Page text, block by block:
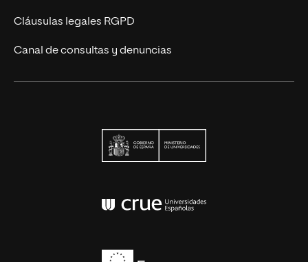
Cláusulas legales RGPD
Canal de consultas y denuncias
Conferencia de